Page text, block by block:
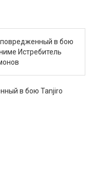
в бою
Истребитель
в бою Tanjiro